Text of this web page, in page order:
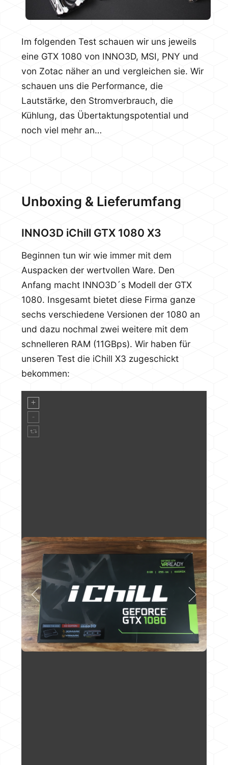
Im folgenden Test schauen wir uns jeweils
eine GTX 1080 von INNO3D, MSI, PNY und
von Zotac näher an und vergleichen sie. Wir
schauen uns die Performance, die
Lautstärke, den Stromverbrauch, die
Kühlung, das Übertaktungspotential und
noch viel mehr an…
Unboxing & Lieferumfang
INNO3D iChill GTX 1080 X3
Beginnen tun wir wie immer mit dem
Auspacken der wertvollen Ware. Den
Anfang macht INNO3D´s Modell der GTX
1080. Insgesamt bietet diese Firma ganze
sechs verschiedene Versionen der 1080 an
und dazu nochmal zwei weitere mit dem
schnelleren RAM (11GBps). Wir haben für
unseren Test die iChill X3 zugeschickt
bekommen: